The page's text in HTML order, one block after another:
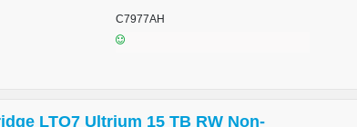
C7977AH
LTO7 Ultrium 15 TB RW Non-